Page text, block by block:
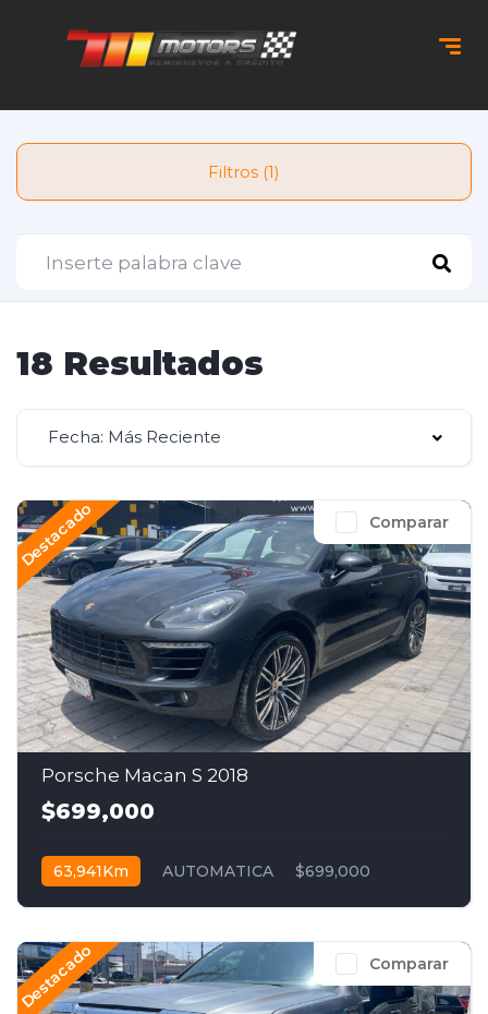
Filtros (1)
18 Resultados
Fecha: Más Reciente
Comparar
Destacado
Porsche Macan S 2018
$699,000
63,941Km AUTOMATICA $699,000
Comparar
Destacado